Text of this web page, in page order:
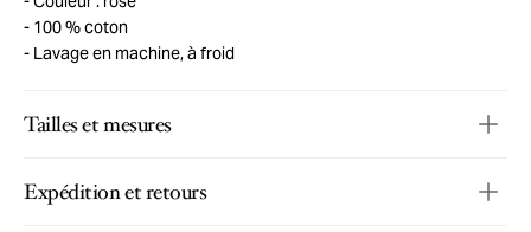
100 % coton
Lavage en machine, à froid
Tailles et mesures
Expédition et retours